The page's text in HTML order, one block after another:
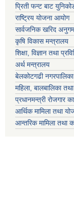
प्रिती फन्ट बाट
राष्ट्रिय योजना आयोग
सार्वजनिक खरिद
कृषि विकास मन्त्रालय
शिक्षा, विज्ञान तथा
अर्थ मन्त्रालय
बेलकोटगढी नगरपालिका
महिला, बालबालिका
प्रधानमन्त्री रोजगार
आर्थिक मामिला तथा
आन्तरिक मामिला तथा